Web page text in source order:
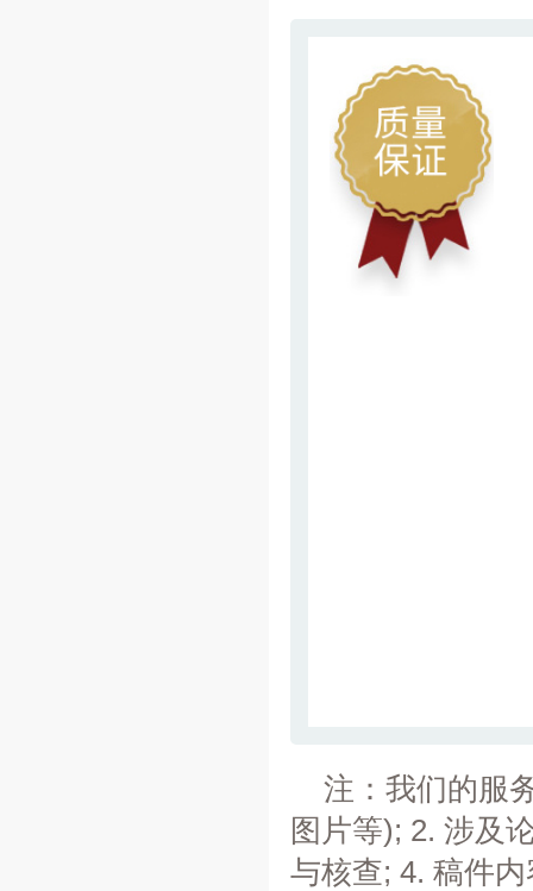
注：我们的服
图片等); 2. 涉及
与核查; 4. 稿件